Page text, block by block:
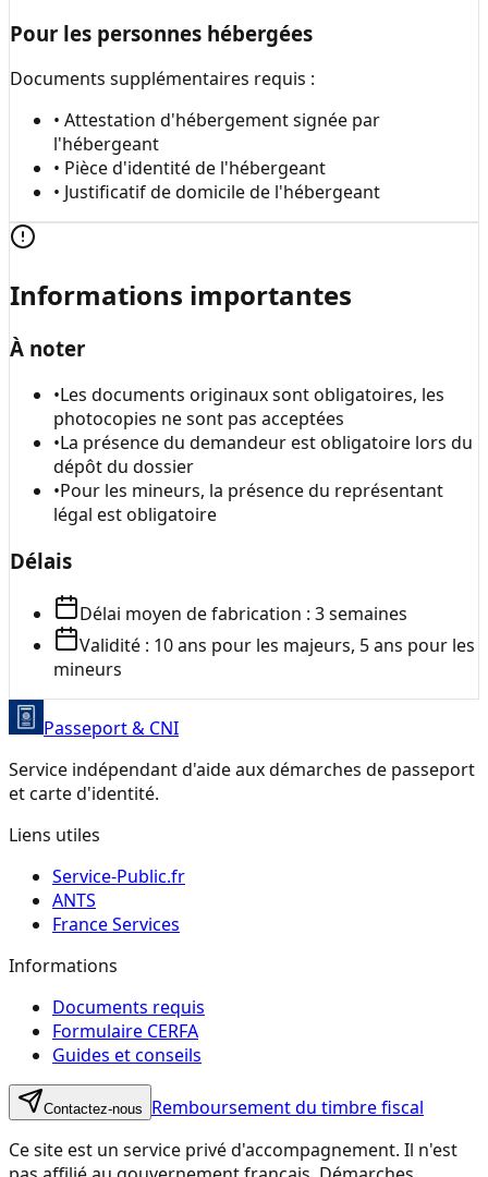
Pour les personnes hébergées
Documents supplémentaires requis :
• Attestation d'hébergement signée par
l'hébergeant
• Pièce d'identité de l'hébergeant
• Justificatif de domicile de l'hébergeant
Informations importantes
À noter
•Les documents originaux sont obligatoires, les
photocopies ne sont pas acceptées
•La présence du demandeur est obligatoire lors du
dépôt du dossier
•Pour les mineurs, la présence du représentant
légal est obligatoire
Délais
Délai moyen de fabrication : 3 semaines
Validité : 10 ans pour les majeurs, 5 ans pour les
mineurs
Passeport & CNI
Service indépendant d'aide aux démarches de passeport
et carte d'identité.
Liens utiles
Service-Public.fr
ANTS
France Services
Informations
Documents requis
Formulaire CERFA
Guides et conseils
Contactez-nous
Remboursement du timbre fiscal
Ce site est un service privé d'accompagnement. Il n'est